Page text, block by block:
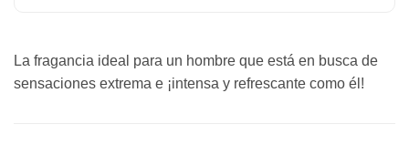
La fragancia ideal para un hombre que está en busca de
sensaciones extrema e ¡intensa y refrescante como él!